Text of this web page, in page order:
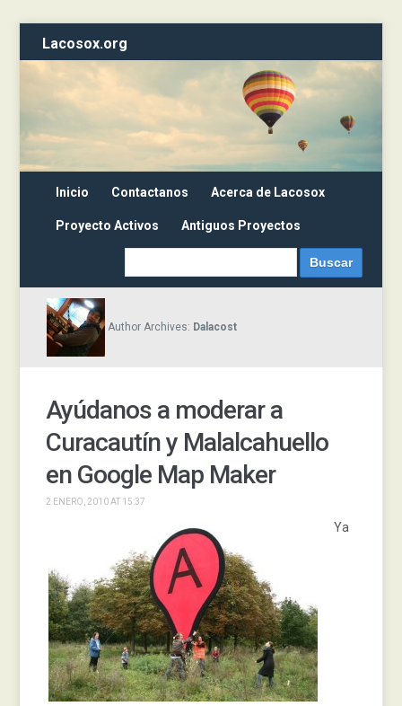
Lacosox.org
Inicio Contactanos Acerca de Lacosox
Proyecto Activos Antiguos Proyectos
Author Archives: Dalacost
Ayúdanos a moderar a
Curacautín y Malalcahuello
en Google Map Maker
2 ENERO, 2010 AT 15:37
Ya